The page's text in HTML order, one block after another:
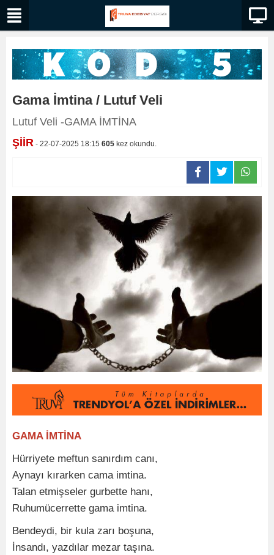
Gama İmtina / Lutuf Veli
Lutuf Veli -GAMA İMTİNA
ŞİİR - 22-07-2025 18:15 605 kez okundu.
GAMA İMTİNA
Hürriyete meftun sanırdım canı,
Aynayı kırarken cama imtina.
Talan etmişseler gurbette hanı,
Ruhumücerrette gama imtina.
Bendeydi, bir kula zarı boşuna,
İnsandı, yazdılar mezar taşına.